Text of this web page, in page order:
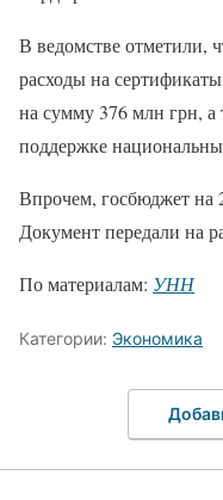
В ведомстве отметили,
расходы на
на сумму 376 млн грн, а
поддержке
Впрочем, госбюджет на
Документ передали на
По материалам: УНН
Категории: Экономика